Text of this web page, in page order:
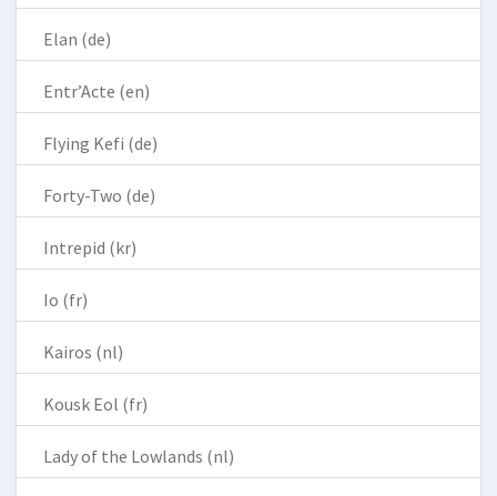
Elan (de)
Entr’Acte (en)
Flying Kefi (de)
Forty-Two (de)
Intrepid (kr)
Io (fr)
Kairos (nl)
Kousk Eol (fr)
Lady of the Lowlands (nl)